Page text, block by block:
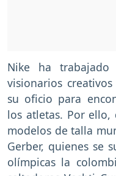
Nike ha trabajado
visionarios
su oficio para
los atletas. Por ello,
modelos de talla
Gerber, quienes se
olímpicas la